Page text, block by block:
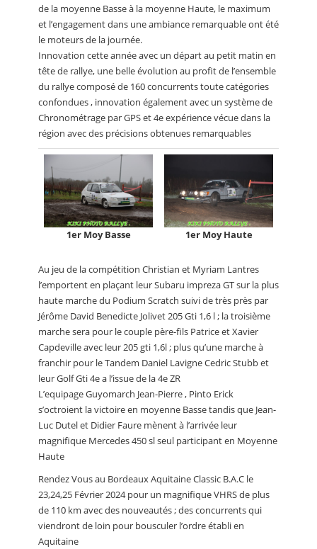
de la moyenne Basse à la moyenne Haute, le maximum
et l’engagement dans une ambiance remarquable ont été
le moteurs de la journée.
Innovation cette année avec un départ au petit matin en
tête de rallye, une belle évolution au profit de l’ensemble
du rallye composé de 160 concurrents toute catégories
confondues , innovation également avec un système de
Chronométrage par GPS et 4e expérience vécue dans la
région avec des précisions obtenues remarquables
1er Moy Basse 1er Moy Haute
Au jeu de la compétition Christian et Myriam Lantres
l’emportent en plaçant leur Subaru impreza GT sur la plus
haute marche du Podium Scratch suivi de très près par
Jérôme David Benedicte Jolivet 205 Gti 1,6 l ; la troisième
marche sera pour le couple père-fils Patrice et Xavier
Capdeville avec leur 205 gti 1,6l ; plus qu’une marche à
franchir pour le Tandem Daniel Lavigne Cedric Stubb et
leur Golf Gti 4e a l’issue de la 4e ZR
L’equipage Guyomarch Jean-Pierre , Pinto Erick
s’octroient la victoire en moyenne Basse tandis que Jean-
Luc Dutel et Didier Faure mènent à l’arrivée leur
magnifique Mercedes 450 sl seul participant en Moyenne
Haute
Rendez Vous au Bordeaux Aquitaine Classic B.A.C le
23,24,25 Février 2024 pour un magnifique VHRS de plus
de 110 km avec des nouveautés ; des concurrents qui
viendront de loin pour bousculer l’ordre établi en
Aquitaine